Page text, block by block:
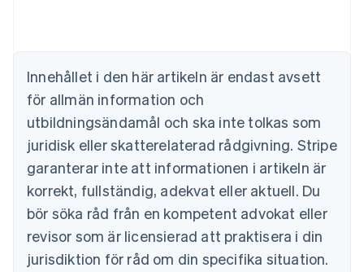
Innehållet i den här artikeln är endast avsett
för allmän information och
utbildningsändamål och ska inte tolkas som
juridisk eller skatterelaterad rådgivning. Stripe
garanterar inte att informationen i artikeln är
korrekt, fullständig, adekvat eller aktuell. Du
bör söka råd från en kompetent advokat eller
revisor som är licensierad att praktisera i din
jurisdiktion för råd om din specifika situation.
PortuguêsEnglish
Bulgarien
English
Cypern
English
Danmark
English
Estland
Fastlandskina
简体中文English
Finland
English Svenska
Frankrike